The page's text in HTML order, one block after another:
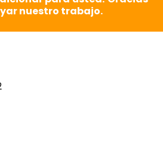
nuestro trabajo.